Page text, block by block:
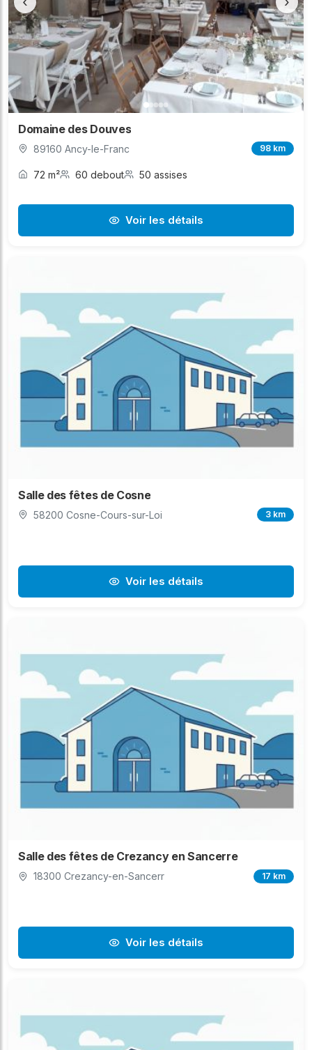
Domaine des Douves
89160 Ancy-le-Franc 98 km
72 m² 60 debout 50 assises
Voir les détails
Salle des fêtes de Cosne
58200 Cosne-Cours-sur-Loi 3 km
Voir les détails
Salle des fêtes de Crezancy en Sancerre
18300 Crezancy-en-Sancerr 17 km
Voir les détails